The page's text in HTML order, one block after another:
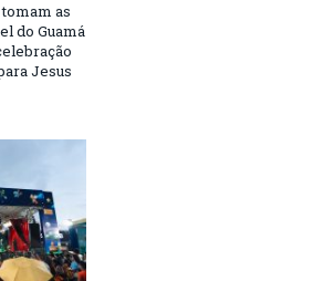
as
do Guamá
Jesus